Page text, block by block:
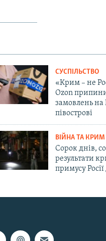
СУСПІЛЬСТВО
«Крим – не
Ozon
замовлень
півострові
ВІЙНА ТА КРИМ
Сорок днів,
результати
примусу